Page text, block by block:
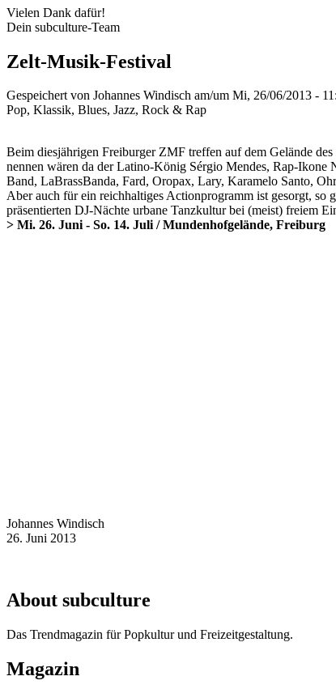
Vielen Dank dafür!
Dein subculture-Team
Zelt-Musik-Festival
Gespeichert von Johannes Windisch am/um Mi, 26/06/2013 -
Pop, Klassik, Blues, Jazz, Rock & Rap
Beim diesjährigen Freiburger ZMF treffen auf dem Gelände
nennen wären da der Latino-König Sérgio Mendes, Rap-Ikone
Band, LaBrassBanda, Fard, Oropax, Lary, Karamelo Santo,
Aber auch für ein reichhaltiges Actionprogramm ist gesorgt, so
präsentierten DJ-Nächte urbane Tanzkultur bei (meist) freiem
> Mi. 26. Juni - So. 14. Juli / Mundenhofgelände, Freiburg
Johannes Windisch
26. Juni 2013
About subculture
Das Trendmagazin für Popkultur und Freizeitgestaltung.
Magazin